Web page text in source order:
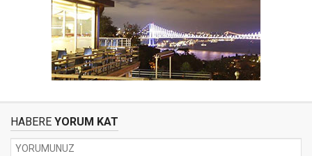
HABERE YORUM KAT